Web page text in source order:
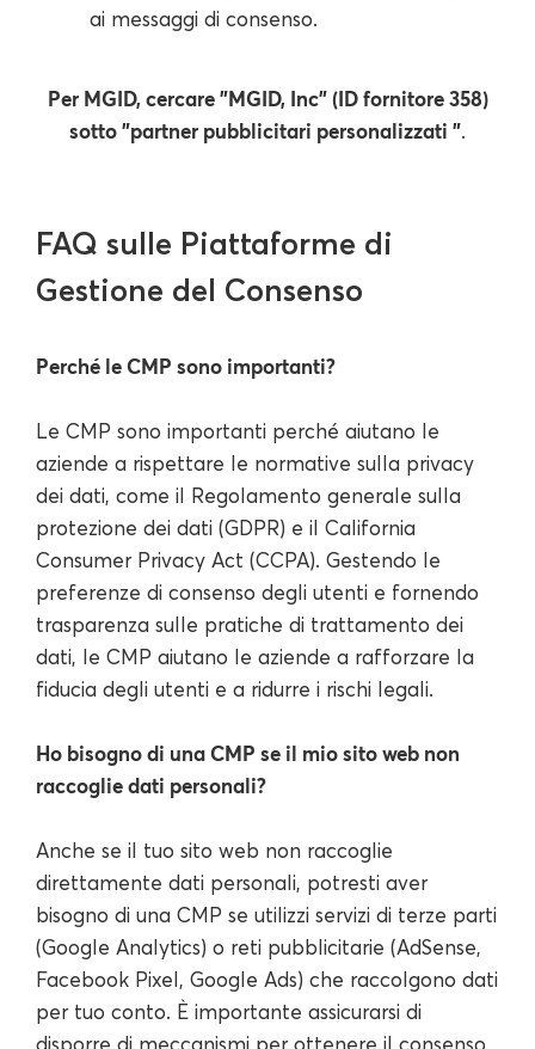
ai messaggi di consenso.
Per MGID, cercare "MGID, Inc" (ID fornitore 358)
sotto "partner pubblicitari personalizzati ".
FAQ sulle Piattaforme di
Gestione del Consenso
Perché le CMP sono importanti?
Le CMP sono importanti perché aiutano le
aziende a rispettare le normative sulla privacy
dei dati, come il Regolamento generale sulla
protezione dei dati (GDPR) e il California
Consumer Privacy Act (CCPA). Gestendo le
preferenze di consenso degli utenti e fornendo
trasparenza sulle pratiche di trattamento dei
dati, le CMP aiutano le aziende a rafforzare la
fiducia degli utenti e a ridurre i rischi legali.
Ho bisogno di una CMP se il mio sito web non
raccoglie dati personali?
Anche se il tuo sito web non raccoglie
direttamente dati personali, potresti aver
bisogno di una CMP se utilizzi servizi di terze parti
(Google Analytics) o reti pubblicitarie (AdSense,
Facebook Pixel, Google Ads) che raccolgono dati
per tuo conto. È importante assicurarsi di
disporre di meccanismi per ottenere il consenso